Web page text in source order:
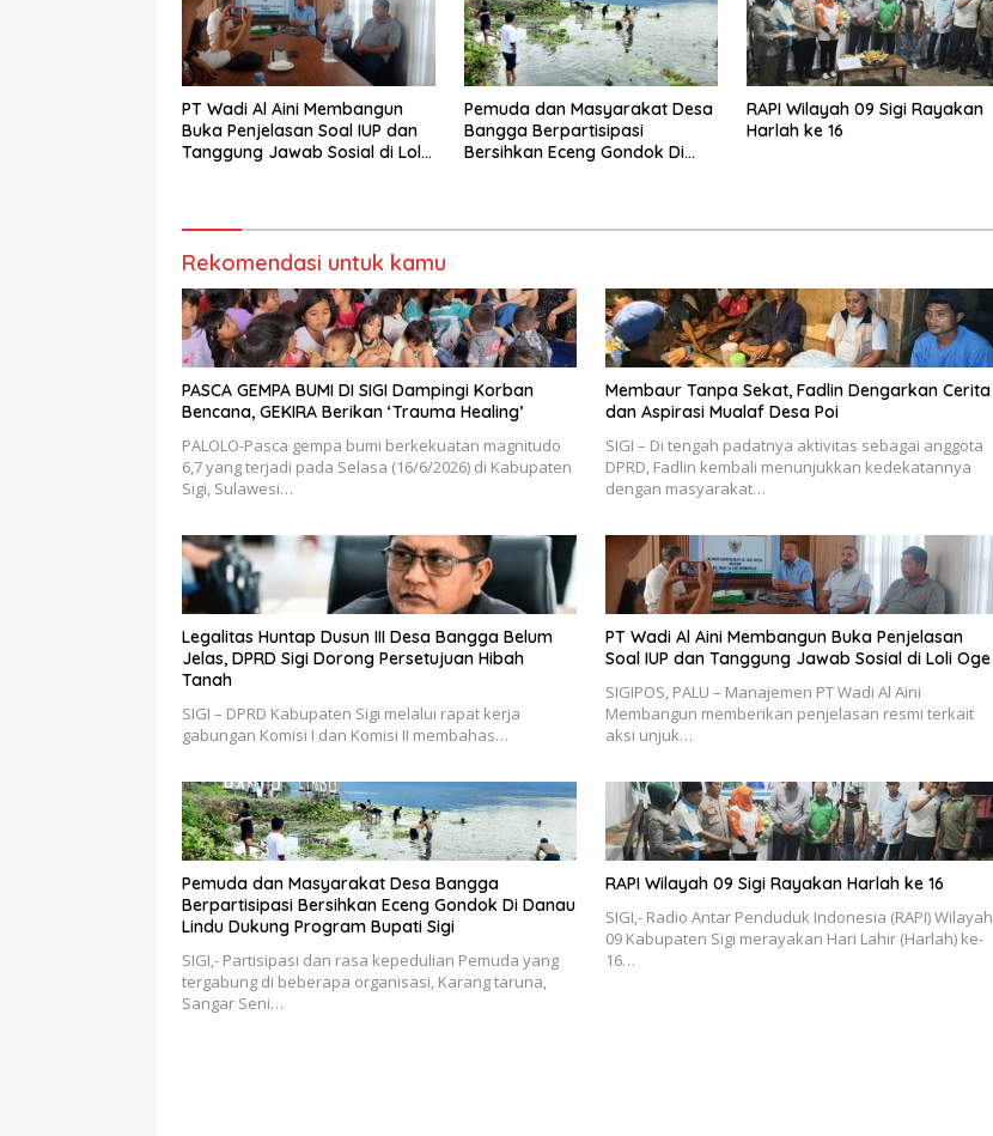
PT Wadi Al Aini Membangun
Buka Penjelasan Soal IUP dan
Tanggung Jawab Sosial di Loli
Pemuda dan Masyarakat Desa
Bangga Berpartisipasi
Bersihkan Eceng Gondok Di
RAPI Wilayah 09 Sigi Rayakan
Harlah ke 16
Rekomendasi untuk kamu
PASCA GEMPA BUMI DI SIGI Dampingi Korban
Bencana, GEKIRA Berikan ‘Trauma Healing’
PALOLO-Pasca gempa bumi berkekuatan magnitudo
6,7 yang terjadi pada Selasa (16/6/2026) di Kabupaten
Sigi, Sulawesi…
Membaur Tanpa Sekat, Fadlin Dengarkan Cerita
dan Aspirasi Mualaf Desa Poi
SIGI – Di tengah padatnya aktivitas sebagai anggota
DPRD, Fadlin kembali menunjukkan kedekatannya
dengan masyarakat…
Legalitas Huntap Dusun III Desa Bangga Belum
Jelas, DPRD Sigi Dorong Persetujuan Hibah
Tanah
SIGI – DPRD Kabupaten Sigi melalui rapat kerja
gabungan Komisi I dan Komisi II membahas…
PT Wadi Al Aini Membangun Buka Penjelasan
Soal IUP dan Tanggung Jawab Sosial di Loli Oge
SIGIPOS, PALU – Manajemen PT Wadi Al Aini
Membangun memberikan penjelasan resmi terkait
aksi unjuk…
Pemuda dan Masyarakat Desa Bangga
Berpartisipasi Bersihkan Eceng Gondok Di Danau
Lindu Dukung Program Bupati Sigi
SIGI,- Partisipasi dan rasa kepedulian Pemuda yang
tergabung di beberapa organisasi, Karang taruna,
Sangar Seni…
RAPI Wilayah 09 Sigi Rayakan Harlah ke 16
SIGI,- Radio Antar Penduduk Indonesia (RAPI) Wilayah
09 Kabupaten Sigi merayakan Hari Lahir (Harlah) ke-
16…